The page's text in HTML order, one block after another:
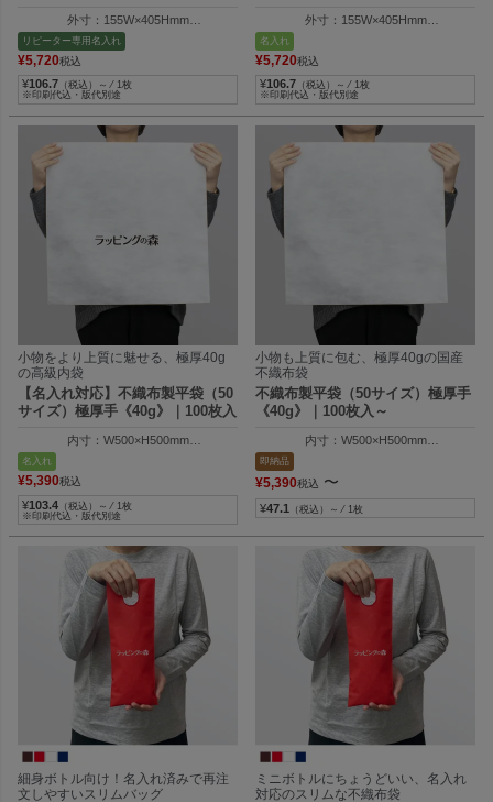
外寸：155W×405Hmm
内寸：155W×355Hmm
リピーター専用名入れ
¥5,720税込
¥106.7 （税込）～ ⁄ 1枚
※印刷代込・版代別途
外寸：155W×405Hmm
名入れ
¥5,720税込
¥106.7 （税込）～ ⁄ 1枚
※印刷代込・版代別途
小物をより上質に魅せる、極厚40g
の高級内袋
【名入れ対応】不織布製平袋（50
サイズ）極厚手《40g》｜100枚入
内寸：W500×H500mm
名入れ
¥5,390税込
¥103.4 （税込）～ ⁄ 1枚
※印刷代込・版代別途
小物も上質に包む、極厚40gの国産
不織布袋
不織布製平袋（50サイズ）極厚手
《40g》｜100枚入～
内寸：W500×H500mm
即納品
¥5,390税込 〜
¥47.1 （税込）～ ⁄ 1枚
細身ボトル向け！名入れ済みで再注
文しやすいスリムバッグ
ミニボトルにちょうどいい、名入れ
対応のスリムな不織布袋